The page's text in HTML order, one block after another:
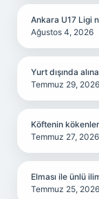
Ankara U17 Ligi
Ağustos 4, 2026
Yurt dışında
Temmuz 29, 2026
Köftenin
Temmuz 27, 2026
Elması ile ünlü
Temmuz 25, 2026